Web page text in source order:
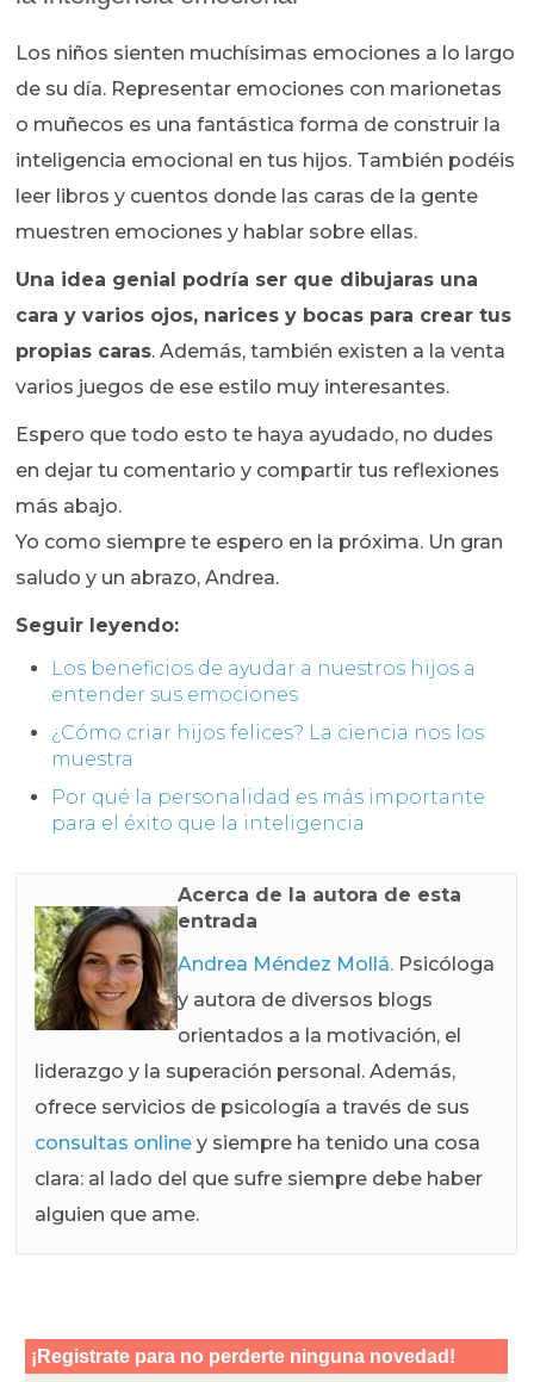
Los niños sienten muchísimas emociones a lo largo
de su día. Representar emociones con marionetas
o muñecos es una fantástica forma de construir la
inteligencia emocional en tus hijos. También podéis
leer libros y cuentos donde las caras de la gente
muestren emociones y hablar sobre ellas.
Una idea genial podría ser que dibujaras una
cara y varios ojos, narices y bocas para crear tus
propias caras. Además, también existen a la venta
varios juegos de ese estilo muy interesantes.
Espero que todo esto te haya ayudado, no dudes
en dejar tu comentario y compartir tus reflexiones
más abajo.
Yo como siempre te espero en la próxima. Un gran
saludo y un abrazo, Andrea.
Seguir leyendo:
Los beneficios de ayudar a nuestros hijos a
entender sus emociones
¿Cómo criar hijos felices? La ciencia nos los
muestra
Por qué la personalidad es más importante
para el éxito que la inteligencia
Acerca de la autora de esta
entrada
Andrea Méndez Mollá. Psicóloga
y autora de diversos blogs
orientados a la motivación, el
liderazgo y la superación personal. Además,
ofrece servicios de psicología a través de sus
consultas online y siempre ha tenido una cosa
clara: al lado del que sufre siempre debe haber
alguien que ame.